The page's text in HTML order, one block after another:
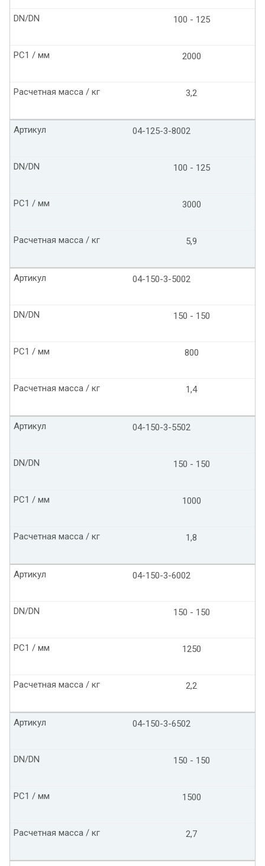
100 - 125
DN/DN
2000
PC1 / мм
3,2
Расчетная масса / кг
04-125-3-8002
Артикул
100 - 125
DN/DN
3000
PC1 / мм
5,9
Расчетная масса / кг
04-150-3-5002
Артикул
150 - 150
DN/DN
800
PC1 / мм
1,4
Расчетная масса / кг
04-150-3-5502
Артикул
150 - 150
DN/DN
1000
PC1 / мм
1,8
Расчетная масса / кг
04-150-3-6002
Артикул
150 - 150
DN/DN
1250
PC1 / мм
2,2
Расчетная масса / кг
04-150-3-6502
Артикул
150 - 150
DN/DN
1500
PC1 / мм
2,7
Расчетная масса / кг